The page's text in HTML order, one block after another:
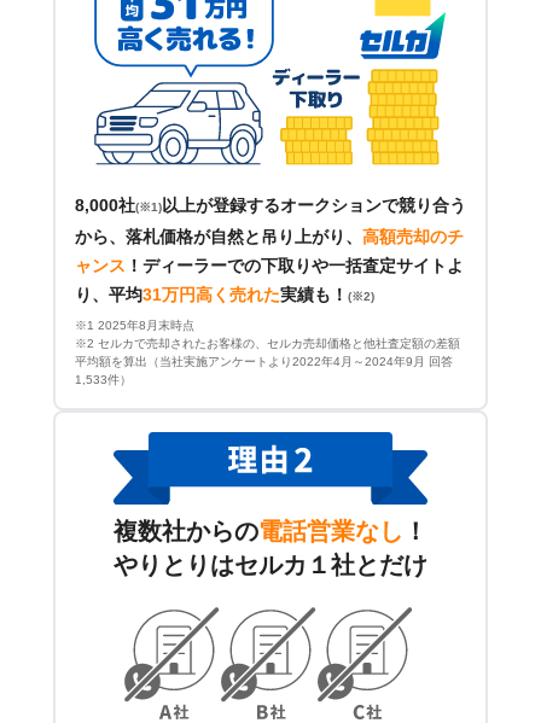
8,000社(※1) 以上が登録するオークションで競り合う
から、落札価格が自然と吊り上がり、 高額売却のチ
ャンス ！ ディーラーでの下取りや一括査定サイトよ
り、平均31万円高く売れた実績も！ (※2)
※1 2025年8月末時点
※2 セルカで売却されたお客様の、セルカ売却価格と他社査定額の差額
平均額を算出（当社実施アンケートより2022年4月～2024年9月 回答
1,533件）
複数社からの電話営業なし ！
やりとりはセルカ１社とだけ